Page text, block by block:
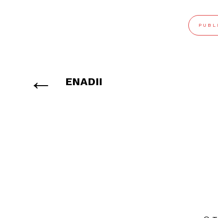
ENADII
←